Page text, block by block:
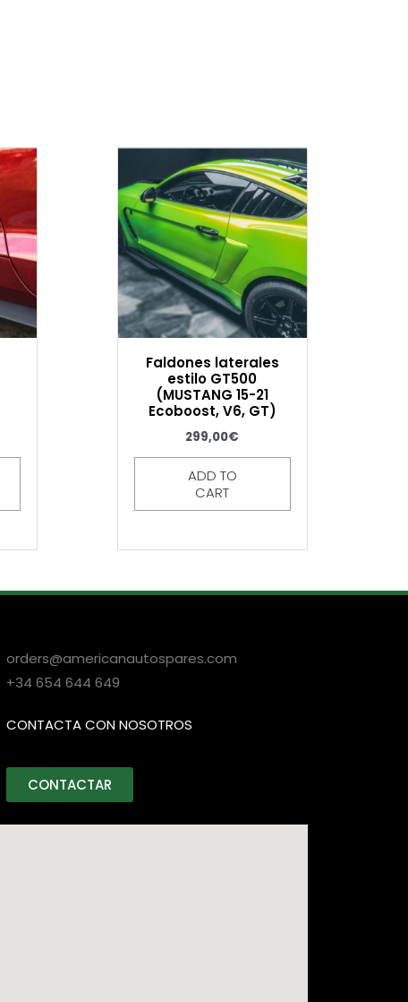
Faldones laterales
estilo GT500
(MUSTANG 15-21
Ecoboost, V6, GT)
299,00€
ADD TO
CART
orders@americanautospares.com
+34 654 644 649
CONTACTA CON NOSOTROS
CONTACTAR